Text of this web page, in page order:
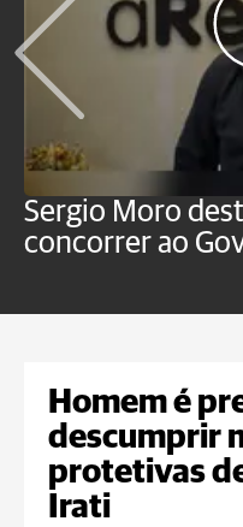
Sergio Moro
concorrer ao
Homem é
descumprir
protetivas
Irati